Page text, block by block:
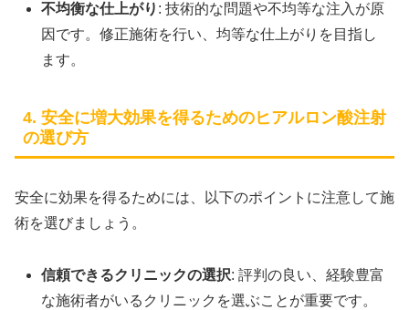
不均衡な仕上がり : 技術的な問題や不均等な注入が原
因です。修正施術を行い、均等な仕上がりを目指し
ます。
4. 安全に増大効果を得るためのヒアルロン酸注射
の選び方
安全に効果を得るためには、以下のポイントに注意して施
術を選びましょう。
信頼できるクリニックの選択: 評判の良い、経験豊富
な施術者がいるクリニックを選ぶことが重要です。